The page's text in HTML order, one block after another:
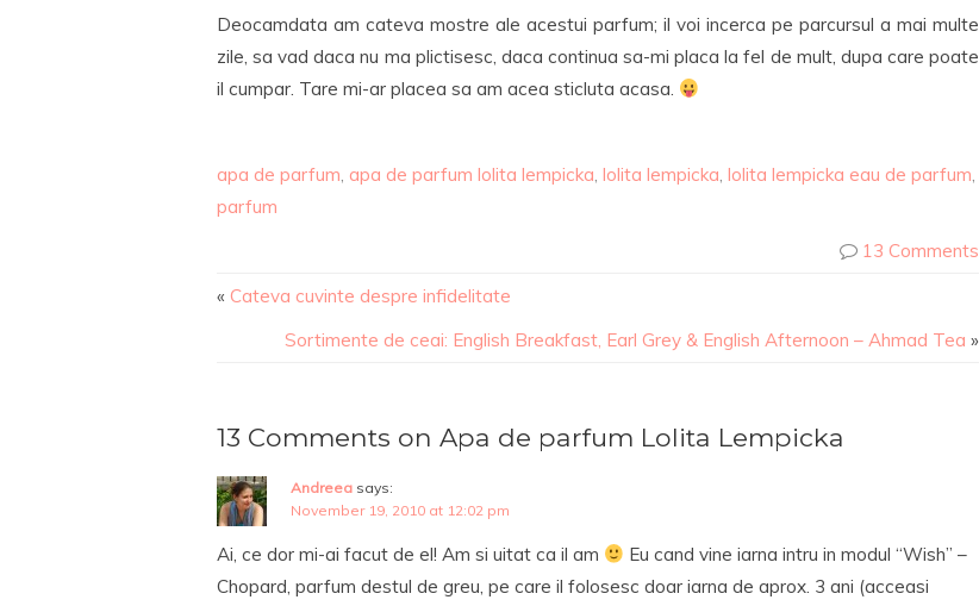
Deocamdata am cateva mostre ale acestui parfum; il voi incerca pe parcursul a mai multe
zile, sa vad daca nu ma plictisesc, daca continua sa-mi placa la fel de mult, dupa care poate
il cumpar. Tare mi-ar placea sa am acea sticluta acasa.
apa de parfum, apa de parfum lolita lempicka, lolita lempicka, lolita lempicka eau de parfum,
parfum
13 Comments
« Cateva cuvinte despre infidelitate
Sortimente de ceai: English Breakfast, Earl Grey & English Afternoon – Ahmad Tea »
13 Comments on Apa de parfum Lolita Lempicka
Andreea says:
November 19, 2010 at 12:02 pm
Ai, ce dor mi-ai facut de el! Am si uitat ca il am
Eu cand vine iarna intru in modul “Wish” –
Chopard, parfum destul de greu, pe care il folosesc doar iarna de aprox. 3 ani (acceasi